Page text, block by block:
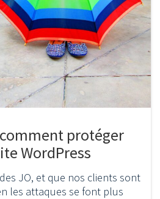
comment protéger
WordPress
JO, et que nos clients sont
les attaques se font plus